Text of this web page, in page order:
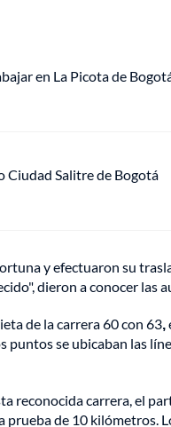
en La Picota de
Salitre de Bogotá
y efectuaron su
dieron a conocer las
de la carrera 60 con 63,
se ubicaban las
reconocida carrera, el
prueba de 10 kilómetros.